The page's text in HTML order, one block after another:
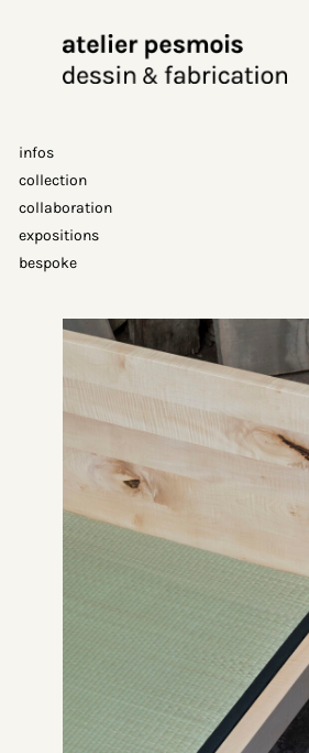
contenu
infos
collection
collaboration
expositions
bespoke